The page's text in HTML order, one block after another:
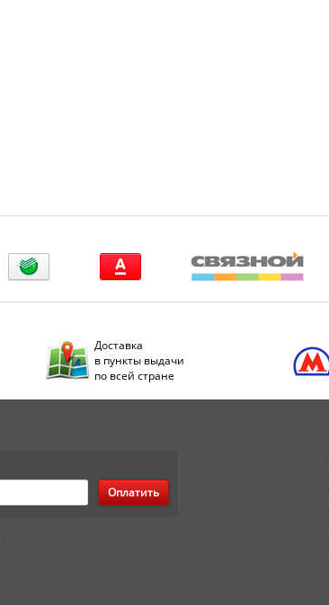
Доставка
в пункты выдачи
по всей стране
Оплатить